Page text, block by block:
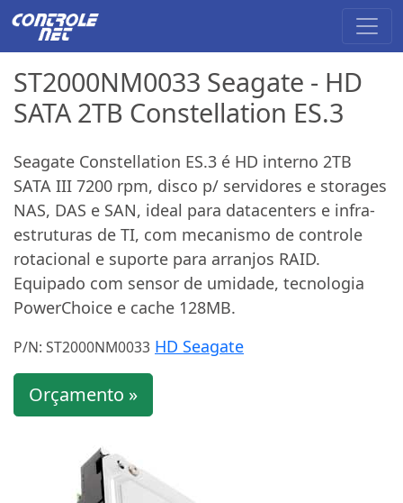
ST2000NM0033 Seagate - HD
SATA 2TB Constellation ES.3
Seagate Constellation ES.3 é HD interno 2TB
SATA III 7200 rpm, disco p/ servidores e storages
NAS, DAS e SAN, ideal para datacenters e infra-
estruturas de TI, com mecanismo de controle
rotacional e suporte para arranjos RAID.
Equipado com sensor de umidade, tecnologia
PowerChoice e cache 128MB.
P/N: ST2000NM0033 HD Seagate
Orçamento »